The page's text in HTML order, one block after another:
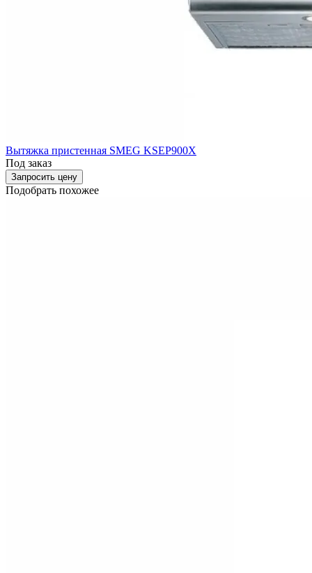
Вытяжка пристенная SMEG KSEP900X
Под заказ
Запросить цену
Подобрать похожее